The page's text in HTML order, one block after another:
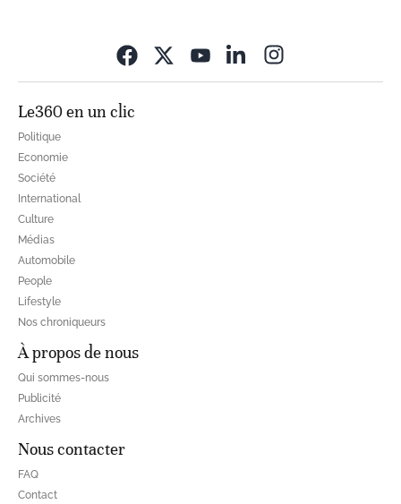
Le360 en un clic
Politique
Economie
Société
International
Culture
Médias
Automobile
People
Lifestyle
Nos chroniqueurs
À propos de nous
Qui sommes-nous
Publicité
Archives
Nous contacter
FAQ
Contact